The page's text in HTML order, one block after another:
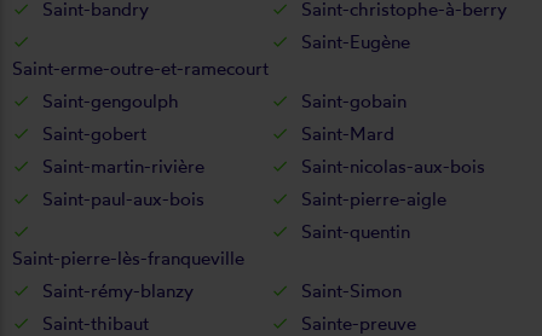
Saint-bandry Saint-christophe-à-berry
Saint-erme-outre-et-ramecourt
Saint-Eugène
Saint-gengoulph
Saint-gobain
Saint-gobert
Saint-Mard
Saint-martin-rivière
Saint-nicolas-aux-bois
Saint-paul-aux-bois
Saint-pierre-aigle
Saint-pierre-lès-franqueville
Saint-quentin
Saint-rémy-blanzy
Saint-Simon
Saint-thibaut
Sainte-preuve